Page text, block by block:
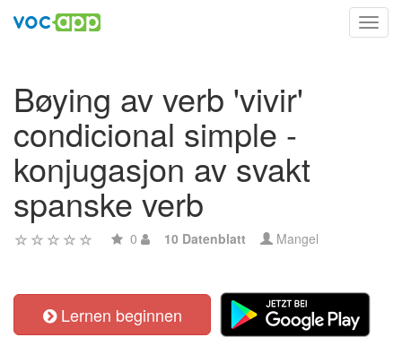
Bøying av verb 'vivir'
condicional simple -
konjugasjon av svakt
spanske verb
0 10 Datenblatt Mangel
Lernen beginnen